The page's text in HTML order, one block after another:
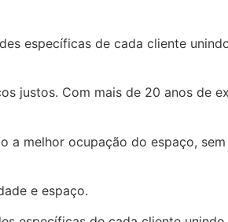
específicas de cada cliente
justos. Com mais de 20 anos de
a melhor ocupação do espaço,
e espaço.